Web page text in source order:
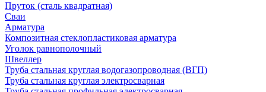
Пруток (сталь квадратная)
Сваи
Арматура
Композитная стеклопластиковая арматура
Уголок равнополочный
Швеллер
Труба стальная круглая водогазопроводная (ВГП)
Труба стальная круглая электросварная